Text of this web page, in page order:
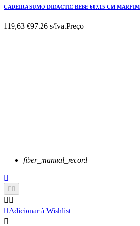
CADEIRA SUMO DIDACTIC BEBE 60X15 CM MARFIM
119,63 €97.26 s/Iva.Preço
fiber_manual_record


 
Adicionar à Wishlist
